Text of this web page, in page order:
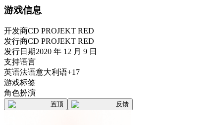
游戏信息
开发商CD PROJEKT RED
发行商CD PROJEKT RED
发行日期2020 年 12 月 9 日
支持语言
英语法语意大利语+17
游戏标签
角色扮演
置顶 反馈